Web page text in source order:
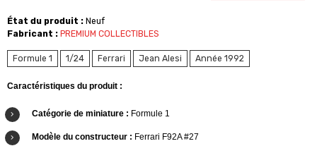
État du produit : Neuf
Fabricant : PREMIUM COLLECTIBLES
Formule 1 1/24 Ferrari Jean Alesi Année 1992
Caractéristiques du produit :
Catégorie de miniature : Formule 1
Modèle du constructeur : Ferrari F92A #27